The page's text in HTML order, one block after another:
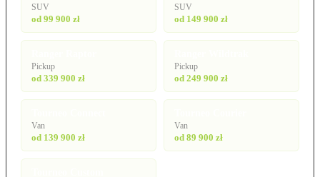
SUV
od 99 900 zł
SUV
od 149 900 zł
Pickup
od 339 900 zł
Pickup
od 249 900 zł
Van
od 139 900 zł
Van
od 89 900 zł